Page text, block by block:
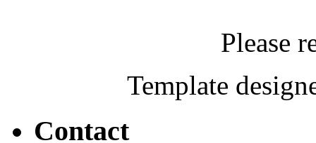
Please
Template
Contact